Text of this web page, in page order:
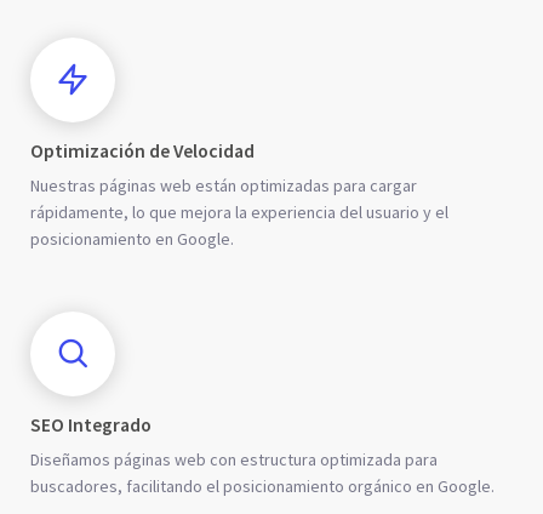
Optimización de Velocidad
Nuestras páginas web están optimizadas para cargar
rápidamente, lo que mejora la experiencia del usuario y el
posicionamiento en Google.
SEO Integrado
Diseñamos páginas web con estructura optimizada para
buscadores, facilitando el posicionamiento orgánico en Google.